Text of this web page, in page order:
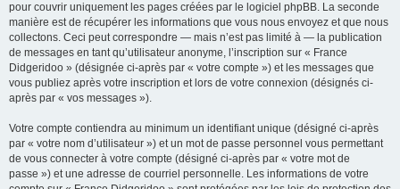
pour couvrir uniquement les pages créées par le logiciel phpBB. La seconde
manière est de récupérer les informations que vous nous envoyez et que nous
collectons. Ceci peut correspondre — mais n’est pas limité à — la publication
de messages en tant qu’utilisateur anonyme, l’inscription sur « France
Didgeridoo » (désignée ci-après par « votre compte ») et les messages que
vous publiez après votre inscription et lors de votre connexion (désignés ci-
après par « vos messages »).
Votre compte contiendra au minimum un identifiant unique (désigné ci-après
par « votre nom d’utilisateur ») et un mot de passe personnel vous permettant
de vous connecter à votre compte (désigné ci-après par « votre mot de
passe ») et une adresse de courriel personnelle. Les informations de votre